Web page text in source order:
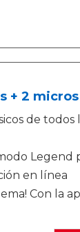
+ 2 micros
de todos
Legend
en línea
Con la